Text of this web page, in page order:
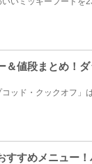
＆値段まとめ！
すすめメニュー